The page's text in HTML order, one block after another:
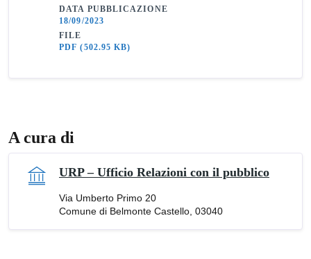
DATA PUBBLICAZIONE
18/09/2023
FILE
PDF(502.95 KB)
A cura di
URP – Ufficio Relazioni con il pubblico
Via Umberto Primo 20
Comune di Belmonte Castello, 03040